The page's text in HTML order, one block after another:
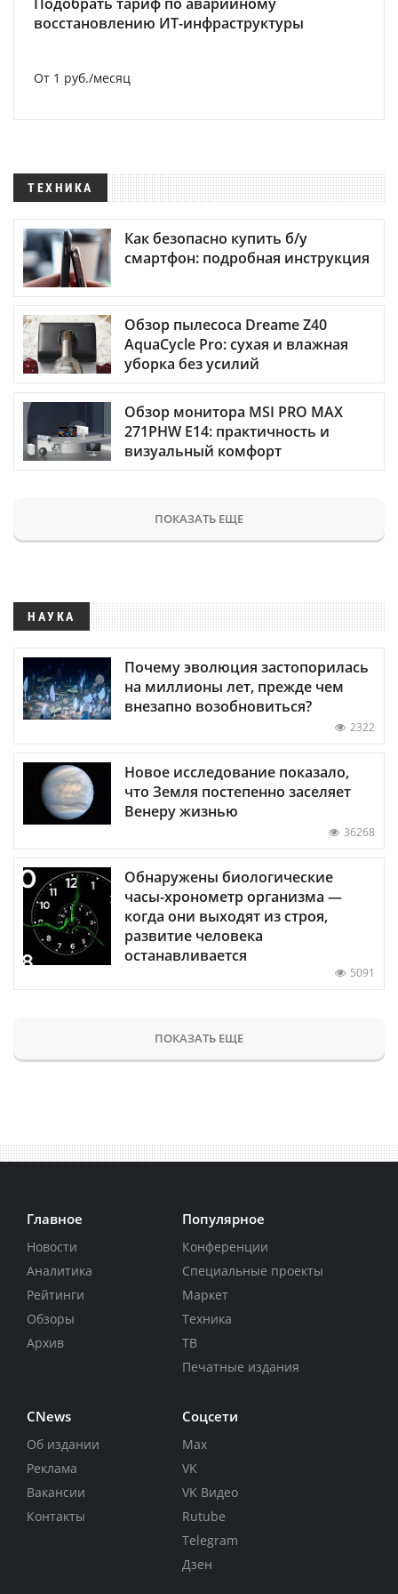
восстановлению ИТ-инфраструктуры
От 1 руб./месяц
ТЕХНИКА
Как безопасно купить б/у
смартфон: подробная инструкция
Обзор пылесоса Dreame Z40
AquaCycle Pro: сухая и влажная
уборка без усилий
Обзор монитора MSI PRO MAX
271PHW E14: практичность и
визуальный комфорт
ПОКАЗАТЬ ЕЩЕ
НАУКА
Почему эволюция застопорилась
на миллионы лет, прежде чем
внезапно возобновиться?
2322
Новое исследование показало,
что Земля постепенно заселяет
Венеру жизнью
36268
Обнаружены биологические
часы-хронометр организма —
когда они выходят из строя,
развитие человека
останавливается
5091
ПОКАЗАТЬ ЕЩЕ
Главное
Новости
Аналитика
Рейтинги
Обзоры
Архив
Популярное
Конференции
Специальные проекты
Маркет
Техника
ТВ
Печатные издания
CNews
Об издании
Реклама
Вакансии
Контакты
Соцсети
Max
VK
VK Видео
Rutube
Telegram
Дзен